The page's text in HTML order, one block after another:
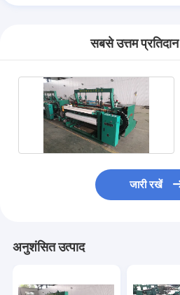
सबसे उत्तम
जारी रखें
अनुशंसित उत्पाद